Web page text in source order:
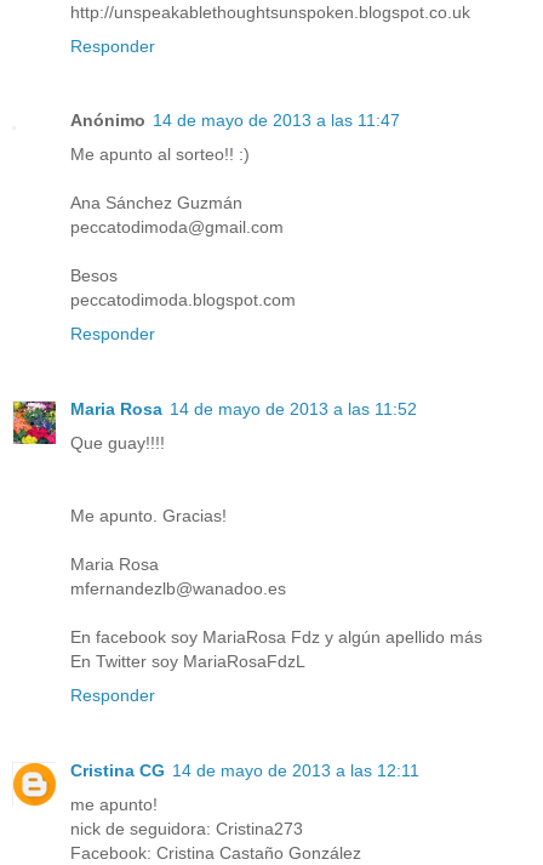
http://unspeakablethoughtsunspoken.blogspot.co.uk
Responder
Anónimo 14 de mayo de 2013 a las 11:47
Me apunto al sorteo!! :)
Ana Sánchez Guzmán
peccatodimoda@gmail.com
Besos
peccatodimoda.blogspot.com
Responder
Maria Rosa 14 de mayo de 2013 a las 11:52
Que guay!!!!
Me apunto. Gracias!
Maria Rosa
mfernandezlb@wanadoo.es
En facebook soy MariaRosa Fdz y algún apellido más
En Twitter soy MariaRosaFdzL
Responder
Cristina CG 14 de mayo de 2013 a las 12:11
me apunto!
nick de seguidora: Cristina273
Facebook: Cristina Castaño González